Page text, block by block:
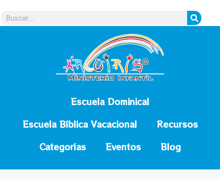
Escuela Dominical
Escuela Bíblica Vacacional
Recursos
Categorías
Eventos Blog